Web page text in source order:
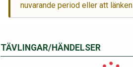
TÄVLINGAR/HÄNDELSER
nuvarande period eller att